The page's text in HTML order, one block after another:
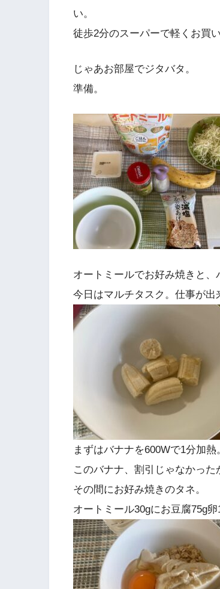
い。
徒歩2分のスーパーで軽くお買
じゃあお部屋でジタバタ。
準備。
オートミールでお好み焼きと、
今日はマルチタスク。仕事が出
まずはバナナを600Wで1分加熱
このバナナ、割引じゃなかった
その間にお好み焼きのタネ。
オートミール30gにお豆腐75g卵